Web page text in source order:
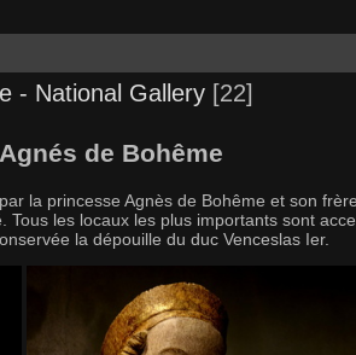
- National Gallery 22
de Bohême
la princesse Agnès de Bohême et son
les locaux les plus importants sont
la dépouille du duc Venceslas Ier.